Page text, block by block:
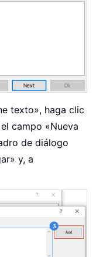
texto», haga clic
campo «Nueva
de diálogo
y, a